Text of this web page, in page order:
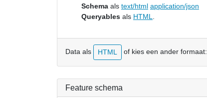
Schema als text/html application/json
Queryables als HTML
Data als HTML of kies een ander formaat:
Feature schema